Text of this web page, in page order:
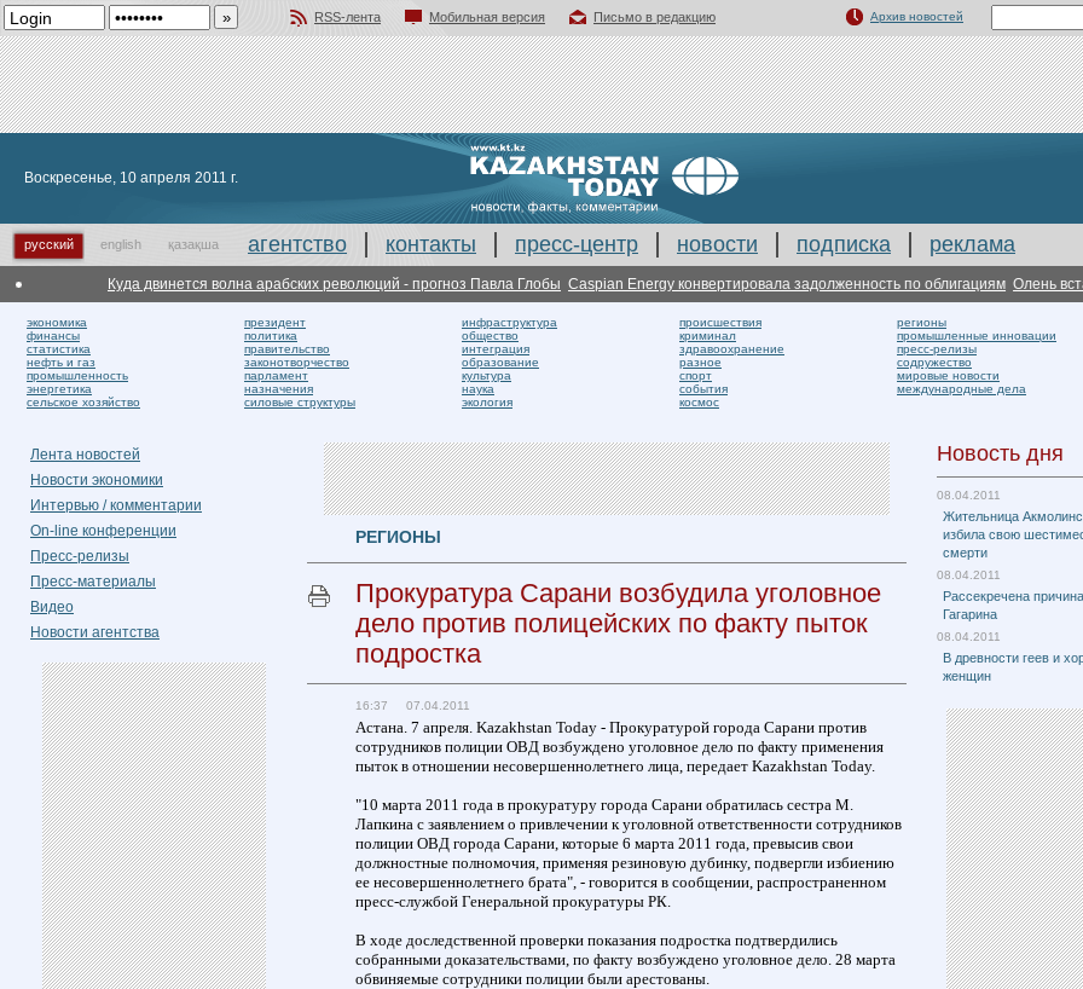
RSS-лента Мобильная версия
Письмо в редакцию
Архив новостей
Воскресенье, 10 апреля 2011 г.
русский english қазақша агентство контакты пресс-центр новости подписка реклама
Куда двинется волна арабских революций - прогноз Павла Глобы Caspian Energy конвертировала задолженность по облигациям Олень встал
экономика
финансы
статистика
нефть и газ
промышленность
энергетика
сельское хозяйство
президент
политика
правительство
законотворчество
парламент
назначения
силовые структуры
инфраструктура
общество
интеграция
образование
культура
наука
экология
происшествия
криминал
здравоохранение
разное
спорт
события
космос
регионы
промышленные инновации
пресс-релизы
содружество
мировые новости
международные дела
Лента новостей
Новости экономики
Интервью / комментарии
On-line конференции
Пресс-релизы
Пресс-материалы
Видео
Новости агентства
РЕГИОНЫ
Прокуратура Сарани возбудила уголовное
дело против полицейских по факту пыток
подростка
16:37 07.04.2011
Астана. 7 апреля. Kazakhstan Today - Прокуратурой города Сарани против
сотрудников полиции ОВД возбуждено уголовное дело по факту применения
пыток в отношении несовершеннолетнего лица, передает Kazakhstan Today.
"10 марта 2011 года в прокуратуру города Сарани обратилась сестра М.
Лапкина с заявлением о привлечении к уголовной ответственности сотрудников
полиции ОВД города Сарани, которые 6 марта 2011 года, превысив свои
должностные полномочия, применяя резиновую дубинку, подвергли избиению
ее несовершеннолетнего брата", - говорится в сообщении, распространенном
пресс-службой Генеральной прокуратуры РК.
В ходе доследственной проверки показания подростка подтвердились
собранными доказательствами, по факту возбуждено уголовное дело. 28 марта
обвиняемые сотрудники полиции были арестованы.
Новость дня
08.04.2011
Жительница
избила свою
смерти
08.04.2011
Рассекречена
Гагарина
08.04.2011
В древности геев и
женщин